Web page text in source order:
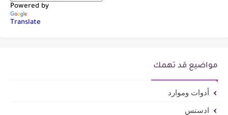
Powered by
Translate
مواضيع قد تهمك
أدوات وموارد
ادسنس